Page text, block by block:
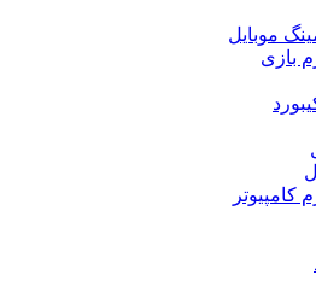
موبایل
بازی
کامپیوتر